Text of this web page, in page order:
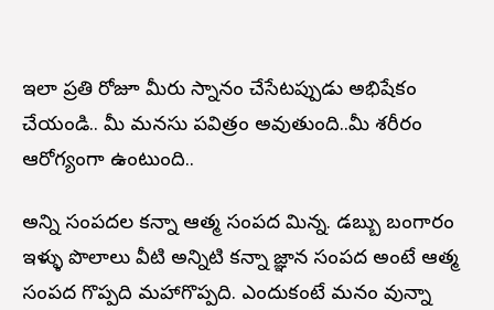
ఇలా ప్రతి రోజూ మీరు స్నానం చేసేటప్పుడు అభిషేకం
చేయండి.. మీ మనసు పవిత్రం అవుతుంది..మీ శరీరం
ఆరోగ్యంగా ఉంటుంది..
అన్ని సంపదల కన్నా ఆత్మ సంపద మిన్న. డబ్బు బంగారం
ఇళ్ళు పొలాలు వీటి అన్నిటి కన్నా జ్ఞాన సంపద అంటే ఆత్మ
సంపద గొప్పది మహాగొప్పది. ఎందుకంటే మనం వున్నా